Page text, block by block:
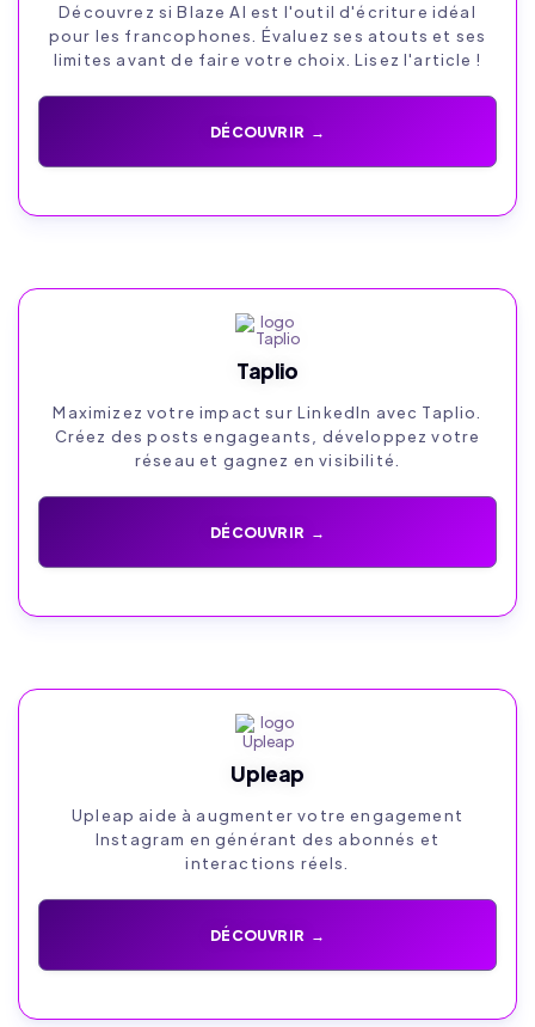
Découvrez si Blaze AI est l'outil d'écriture idéal
pour les francophones. Évaluez ses atouts et ses
limites avant de faire votre choix. Lisez l'article !
DÉCOUVRIR →
Taplio
Maximizez votre impact sur LinkedIn avec Taplio.
Créez des posts engageants, développez votre
réseau et gagnez en visibilité.
DÉCOUVRIR →
Upleap
Upleap aide à augmenter votre engagement
Instagram en générant des abonnés et
interactions réels.
DÉCOUVRIR →